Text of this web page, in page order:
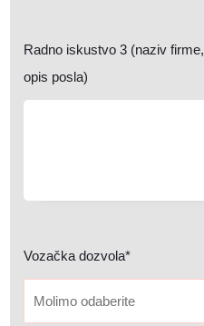
Radno iskustvo 3 (naziv
opis posla)
Vozačka dozvola*
Molimo odaberite